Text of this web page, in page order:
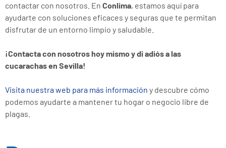
contactar con nosotros. En Conlima, estamos aquí para
ayudarte con soluciones eficaces y seguras que te permitan
disfrutar de un entorno limpio y saludable.
¡Contacta con nosotros hoy mismo y di adiós a las
cucarachas en Sevilla!
Visita nuestra web para más información y descubre cómo
podemos ayudarte a mantener tu hogar o negocio libre de
plagas.